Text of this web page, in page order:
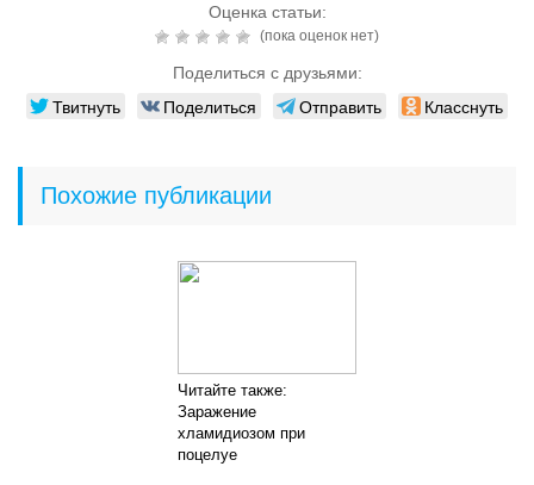
Оценка статьи:
(пока оценок нет)
Поделиться с друзьями:
Твитнуть Поделиться Отправить Класснуть
Похожие публикации
Читайте также:
Заражение
хламидиозом при
поцелуе